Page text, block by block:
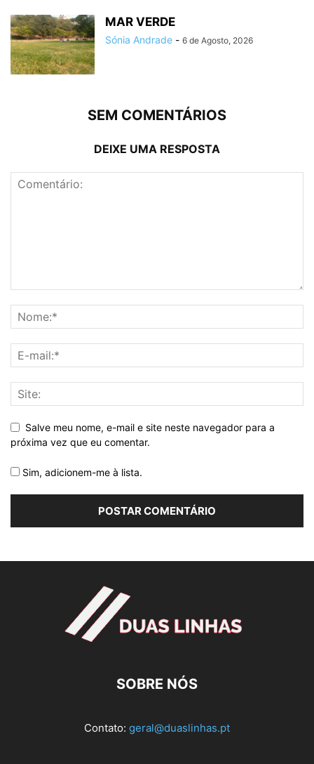
MAR VERDE
Sónia Andrade - 6 de Agosto, 2026
SEM COMENTÁRIOS
DEIXE UMA RESPOSTA
Salve meu nome, e-mail e site neste navegador para a
próxima vez que eu comentar.
Sim, adicionem-me à lista.
SOBRE NÓS
Contato: geral@duaslinhas.pt